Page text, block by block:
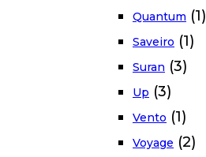
Quantum (1)
Saveiro (1)
Suran (3)
Up (3)
Vento (1)
Voyage (2)